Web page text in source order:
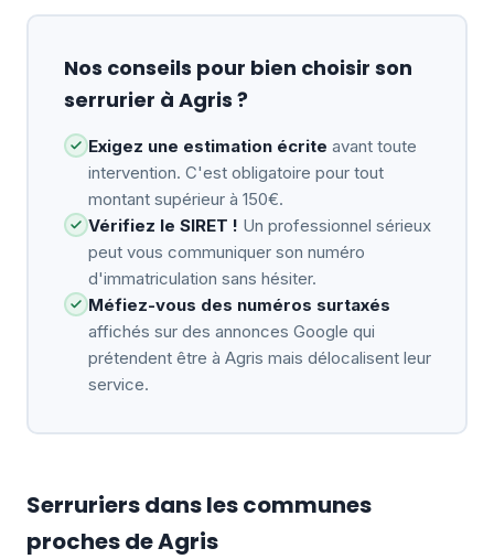
Nos conseils pour bien choisir son
serrurier à Agris ?
Exigez une estimation écrite avant toute
intervention. C'est obligatoire pour tout
montant supérieur à 150€.
Vérifiez le SIRET ! Un professionnel sérieux
peut vous communiquer son numéro
d'immatriculation sans hésiter.
Méfiez-vous des numéros surtaxés
affichés sur des annonces Google qui
prétendent être à Agris mais délocalisent leur
service.
Serruriers dans les communes
proches de Agris